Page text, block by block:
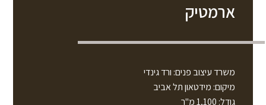
ארמטיק
משרד עיצוב פנים: ורד גינדי
מיקום: מידטאון תל אביב
גודל: 1,100 מ"ר